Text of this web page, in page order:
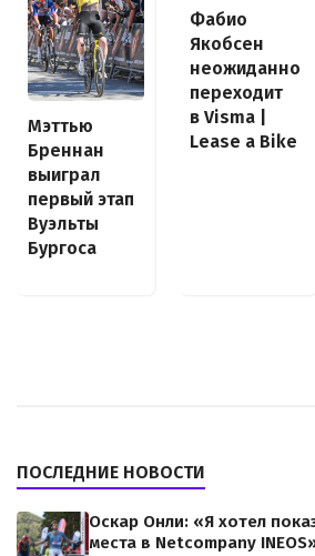
Мэттью
Бреннан
выиграл
первый этап
Вуэльты
Бургоса
Фабио
Якобсен
неожиданно
переходит
в Visma |
Lease a Bike
ПОСЛЕДНИЕ НОВОСТИ
Оскар Онли: «Я хотел
места в Netcompany